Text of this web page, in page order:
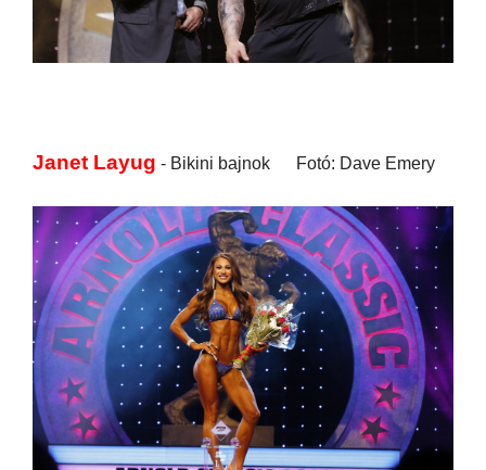
Janet Layug - Bikini bajnok Fotó: Dave Emery